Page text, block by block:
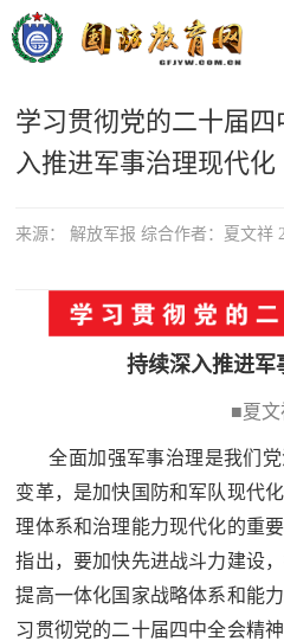
首
时
要
政
要
闻
点
追
踪
热
国
学习贯彻党的二十届
入推进军事治理现代化
来源： 解放军报 综合作者：夏文祥
持续深入推进军
■夏文
全面加强军事治理是我们
变革，是加快国防和军队现代
理体系和治理能力现代化的重
指出，要加快先进战斗力建设
提高一体化国家战略体系和能
习贯彻党的二十届四中全会精